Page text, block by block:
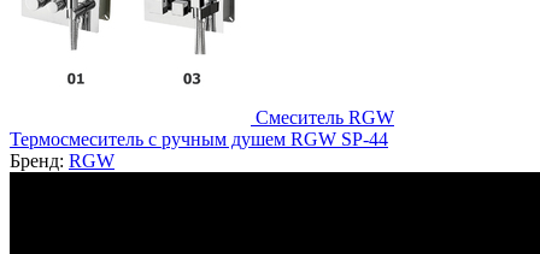
Смеситель RGW
Термосмеситель с ручным душем RGW SP-44
Бренд: RGW